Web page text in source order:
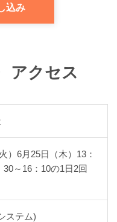
込み
アクセス
）6月25日（木）13：
～16：10の1日2回
ステム)